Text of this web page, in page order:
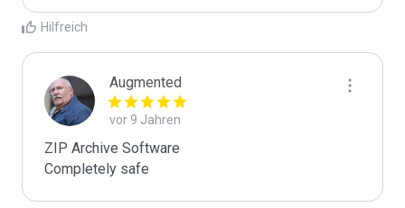
Hilfreich
Augmented
vor 9 Jahren
ZIP Archive Software
Completely safe